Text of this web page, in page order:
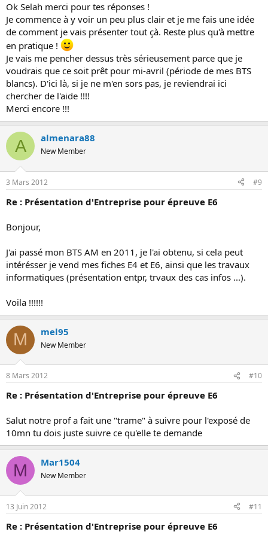
Ok Selah merci pour tes réponses !
Je commence à y voir un peu plus clair et je me fais une idée
de comment je vais présenter tout çà. Reste plus qu'à mettre
en pratique !
Je vais me pencher dessus très sérieusement parce que je
voudrais que ce soit prêt pour mi-avril (période de mes BTS
blancs). D'ici là, si je ne m'en sors pas, je reviendrai ici
chercher de l'aide !!!!
Merci encore !!!
A almenara88
New Member
3 Mars 2012 #9
Re : Présentation d'Entreprise pour épreuve E6
Bonjour,
J'ai passé mon BTS AM en 2011, je l'ai obtenu, si cela peut
intérésser je vend mes fiches E4 et E6, ainsi que les travaux
informatiques (présentation entpr, trvaux des cas infos ...).
Voila !!!!!!
M mel95
New Member
8 Mars 2012 #10
Re : Présentation d'Entreprise pour épreuve E6
Salut notre prof a fait une "trame" à suivre pour l'exposé de
10mn tu dois juste suivre ce qu'elle te demande
M Mar1504
New Member
13 Juin 2012 #11
Re : Présentation d'Entreprise pour épreuve E6